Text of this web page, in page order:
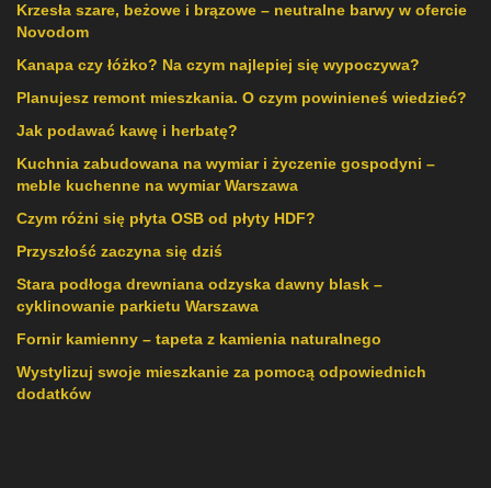
Krzesła szare, beżowe i brązowe – neutralne barwy w ofercie
Novodom
Kanapa czy łóżko? Na czym najlepiej się wypoczywa?
Planujesz remont mieszkania. O czym powinieneś wiedzieć?
Jak podawać kawę i herbatę?
Kuchnia zabudowana na wymiar i życzenie gospodyni –
meble kuchenne na wymiar Warszawa
Czym różni się płyta OSB od płyty HDF?
Przyszłość zaczyna się dziś
Stara podłoga drewniana odzyska dawny blask –
cyklinowanie parkietu Warszawa
Fornir kamienny – tapeta z kamienia naturalnego
Wystylizuj swoje mieszkanie za pomocą odpowiednich
dodatków